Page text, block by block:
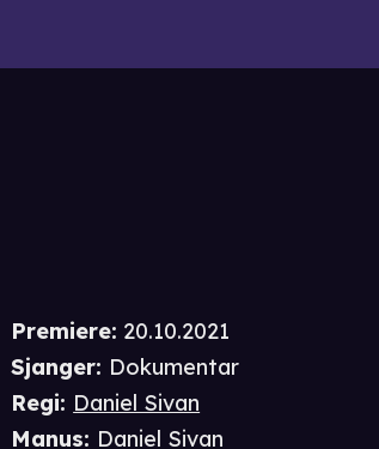
Premiere: 20.10.2021
Sjanger: Dokumentar
Regi: Daniel Sivan
Manus: Daniel Sivan